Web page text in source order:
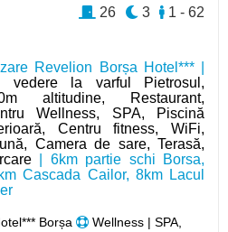
Revelion Borșa Hotel*** |
vedere la varful Pietrosul,
altitudine, Restaurant,
Wellness, SPA, Piscină
Centru fitness, WiFi,
Camera de sare, Terasă,
| 6km partie schi Borsa,
Cascada Cailor, 8km Lacul
Borșa
Wellness | SPA,
1 - 62
3
26